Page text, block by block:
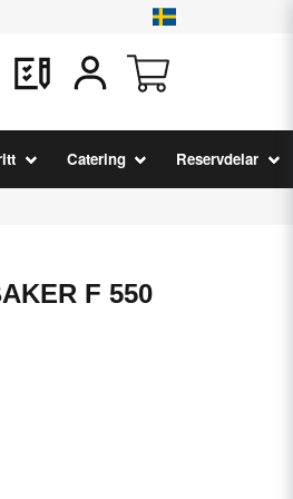
Catering Reservdelar
F 550